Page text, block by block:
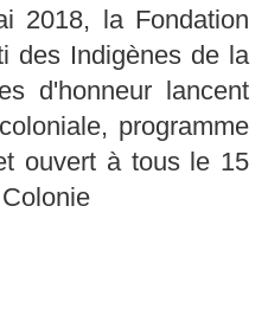
2018, la Fondation
des Indigènes de la
d'honneur lancent
programme
ouvert à tous le 15